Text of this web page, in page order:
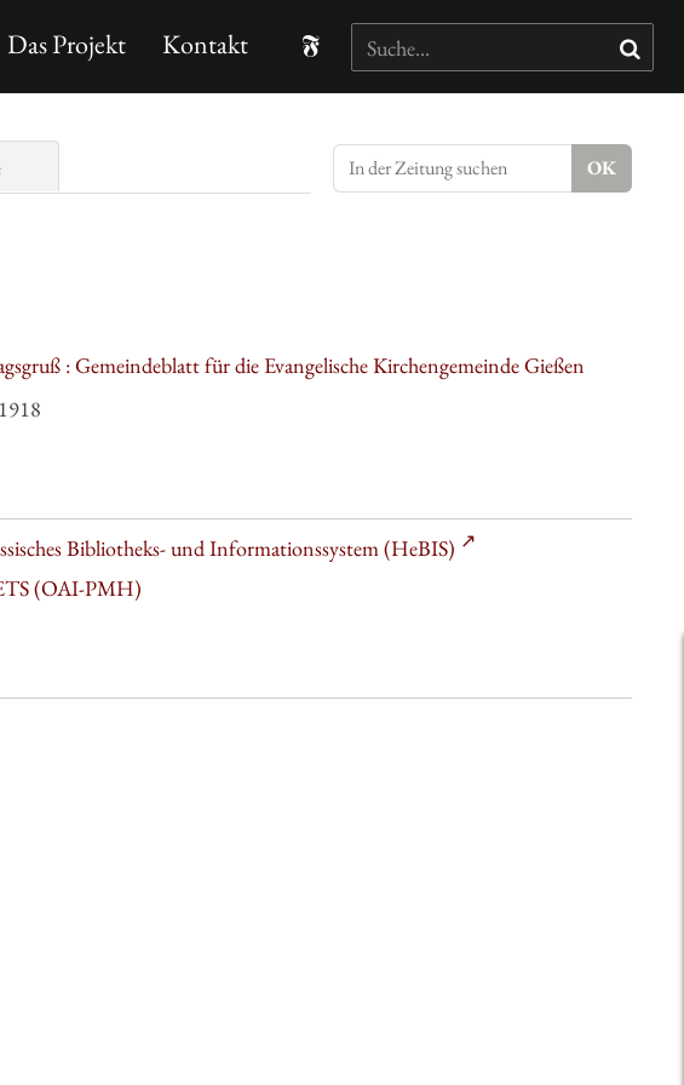
Das Projekt Kontakt
: Gemeindeblatt für die Evangelische Kirchengemeinde Gießen
Bibliotheks- und Informationssystem (HeBIS)
(OAI-PMH)